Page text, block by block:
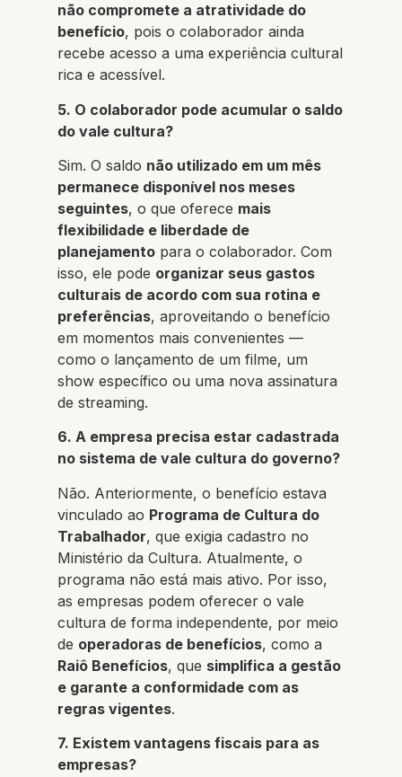
não compromete a atratividade do
benefício, pois o colaborador ainda
recebe acesso a uma experiência cultural
rica e acessível.
5. O colaborador pode acumular o saldo
do vale cultura?
Sim. O saldo não utilizado em um mês
permanece disponível nos meses
seguintes, o que oferece mais
flexibilidade e liberdade de
planejamento para o colaborador. Com
isso, ele pode organizar seus gastos
culturais de acordo com sua rotina e
preferências, aproveitando o benefício
em momentos mais convenientes —
como o lançamento de um filme, um
show específico ou uma nova assinatura
de streaming.
6. A empresa precisa estar cadastrada
no sistema de vale cultura do governo?
Não. Anteriormente, o benefício estava
vinculado ao Programa de Cultura do
Trabalhador, que exigia cadastro no
Ministério da Cultura. Atualmente, o
programa não está mais ativo. Por isso,
as empresas podem oferecer o vale
cultura de forma independente, por meio
de operadoras de benefícios, como a
Raiô Benefícios, que simplifica a gestão
e garante a conformidade com as
regras vigentes.
7. Existem vantagens fiscais para as
empresas?